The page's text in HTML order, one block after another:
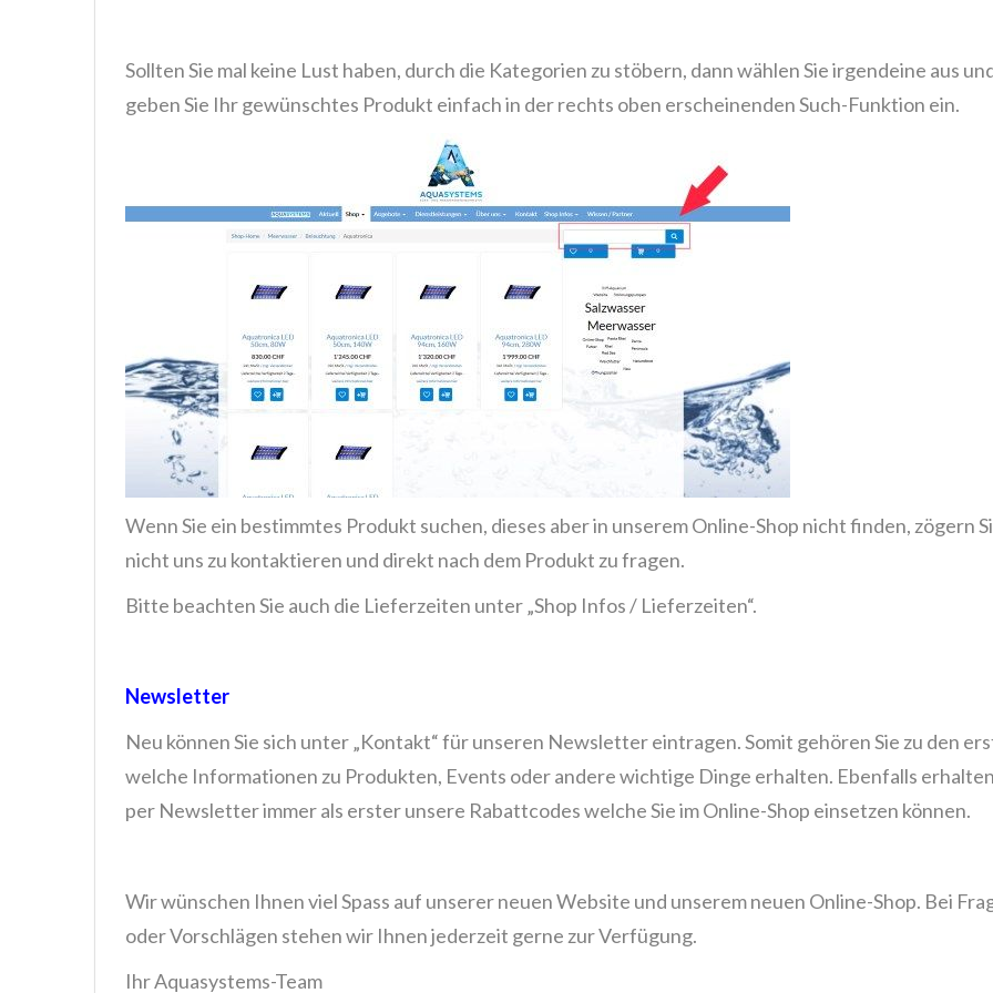
Sollten Sie mal keine Lust haben, durch die Kategorien zu stöbern, dann wählen Sie irgendeine aus
geben Sie Ihr gewünschtes Produkt einfach in der rechts oben erscheinenden Such-Funktion ein.
Wenn Sie ein bestimmtes Produkt suchen, dieses aber in unserem Online-Shop nicht finden, zögern
nicht uns zu kontaktieren und direkt nach dem Produkt zu fragen.
Bitte beachten Sie auch die Lieferzeiten unter „Shop Infos / Lieferzeiten“.
Newsletter
Neu können Sie sich unter „Kontakt“ für unseren Newsletter eintragen. Somit gehören Sie zu den
welche Informationen zu Produkten, Events oder andere wichtige Dinge erhalten. Ebenfalls
per Newsletter immer als erster unsere Rabattcodes welche Sie im Online-Shop einsetzen können.
Wir wünschen Ihnen viel Spass auf unserer neuen Website und unserem neuen Online-Shop. Bei
oder Vorschlägen stehen wir Ihnen jederzeit gerne zur Verfügung.
Ihr Aquasystems-Team